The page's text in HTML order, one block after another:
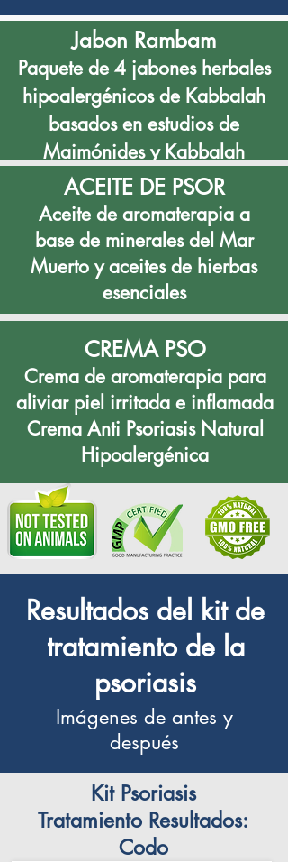
Jabon Rambam
Paquete de 4 jabones herbales
hipoalergénicos de Kabbalah
basados en estudios de
Maimónides y Kabbalah
ACEITE DE PSOR
Aceite de aromaterapia a
base de minerales del Mar
Muerto y aceites de hierbas
esenciales
CREMA PSO
Crema de aromaterapia para
aliviar piel irritada e inflamada
Crema Anti Psoriasis Natural
Hipoalergénica
Resultados del kit de
tratamiento de la
psoriasis
Imágenes de antes y
después
Kit Psoriasis
Tratamiento Resultados:
Codo